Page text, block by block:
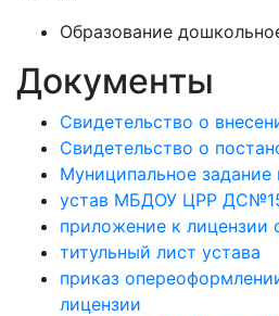
Образование
Документы
Свидетельство о
Свидетельство о
Муниципальное
устав МБДОУ ЦРР
приложение к лицензии
титульный лист устава
приказ
лицензии